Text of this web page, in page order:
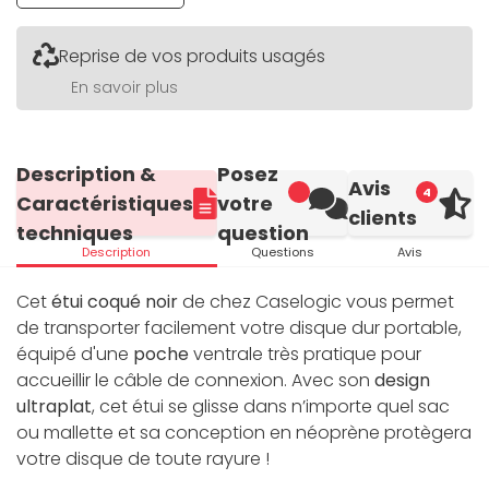
Reprise de vos produits usagés
En savoir plus
Description &
Caractéristiques
techniques
Description
Posez
votre
question
Questions
4
Avis
clients
Avis
Cetétui coqué noirde chez Caselogic vous permet
de transporter facilement votre disque dur portable,
équipé d'une pocheventrale très pratique pour
accueillir le câble de connexion. Avec son design
ultraplat, cet étui se glisse dans n’importe quel sac
ou mallette et sa conception en néoprène protègera
votre disque de toute rayure !